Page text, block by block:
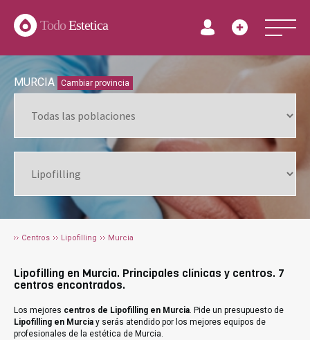
TodoEstetica
MURCIA Cambiar provincia
Centros Lipofilling Murcia
Lipofilling en Murcia. Principales clínicas y centros. 7
centros encontrados.
Los mejores centros de Lipofilling en Murcia. Pide un presupuesto de
Lipofilling en Murcia y serás atendido por los mejores equipos de
profesionales de la estética de Murcia.